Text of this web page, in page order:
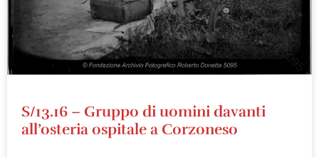
S/13.16 – Gruppo di uomini davanti
all’osteria ospitale a Corzoneso